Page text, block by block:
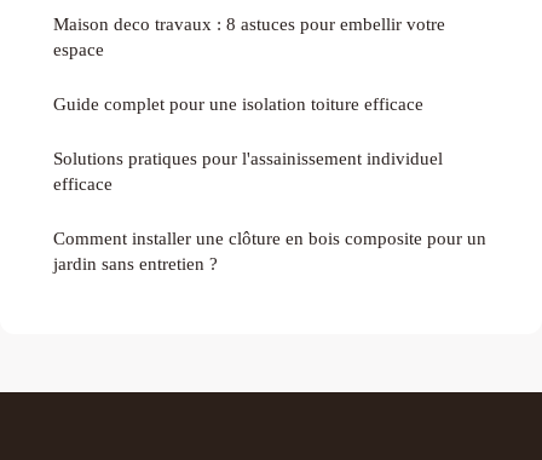
Maison deco travaux : 8 astuces pour embellir votre
espace
Guide complet pour une isolation toiture efficace
Solutions pratiques pour l'assainissement individuel
efficace
Comment installer une clôture en bois composite pour un
jardin sans entretien ?